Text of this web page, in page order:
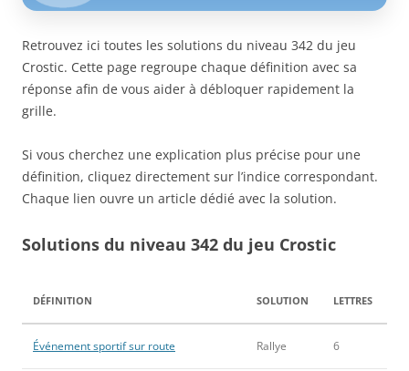
Retrouvez ici toutes les solutions du niveau 342 du jeu
Crostic. Cette page regroupe chaque définition avec sa
réponse afin de vous aider à débloquer rapidement la
grille.
Si vous cherchez une explication plus précise pour une
définition, cliquez directement sur l’indice correspondant.
Chaque lien ouvre un article dédié avec la solution.
Solutions du niveau 342 du jeu Crostic
DÉFINITION SOLUTION LETTRES
Événement sportif sur route Rallye 6